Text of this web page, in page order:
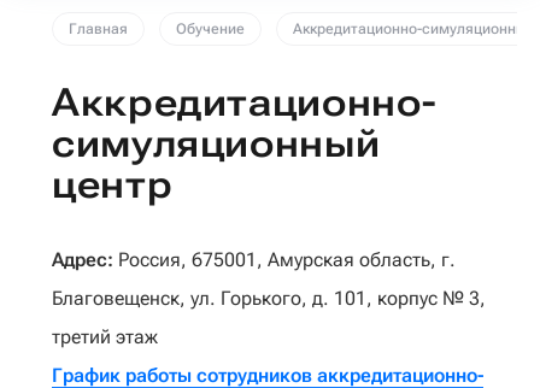
Главная Обучение Аккредитационно-симуляционный
Аккредитационно-
симуляционный
центр
Адрес: Россия, 675001, Амурская область, г.
Благовещенск, ул. Горького, д. 101, корпус № 3,
третий этаж
График работы сотрудников аккредитационно-